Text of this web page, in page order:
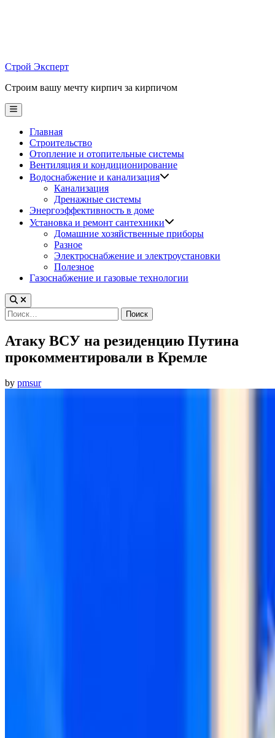
Строй Эксперт
Строим вашу мечту кирпич за кирпичом
Main
Menu
Главная
Строительство
Отопление и отопительные системы
Вентиляция и кондиционирование
Водоснабжение и канализация
Канализация
Дренажные системы
Энергоэффективность в доме
Установка и ремонт сантехники
Домашние хозяйственные приборы
Разное
Электроснабжение и электроустановки
Полезное
Газоснабжение и газовые технологии
Найти:
Атаку ВСУ на резиденцию Путина
прокомментировали в Кремле
by pmsur